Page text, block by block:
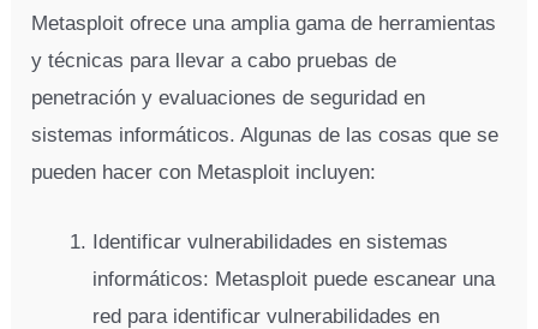
Metasploit ofrece una amplia gama de herramientas
y técnicas para llevar a cabo pruebas de
penetración y evaluaciones de seguridad en
sistemas informáticos. Algunas de las cosas que se
pueden hacer con Metasploit incluyen:
Identificar vulnerabilidades en sistemas
informáticos: Metasploit puede escanear una
red para identificar vulnerabilidades en